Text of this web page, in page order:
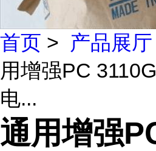
首页 > 产品展厅
用增强PC
电...
通用增强